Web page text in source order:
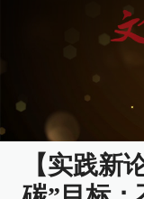
【实践新